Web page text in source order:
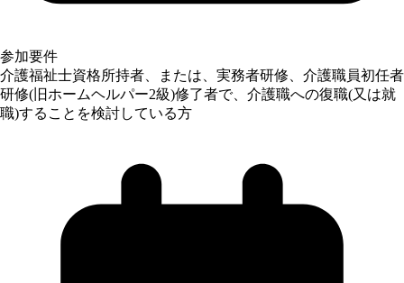
参加要件
介護福祉士資格所持者、または、実務者研修、介護職員初任者
研修(旧ホームヘルパー2級)修了者で、介護職への復職(又は就
職)することを検討している方